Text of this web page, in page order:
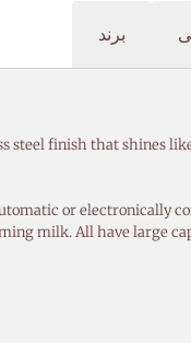
برند
steel finish that shines
or electronically
milk. All have large